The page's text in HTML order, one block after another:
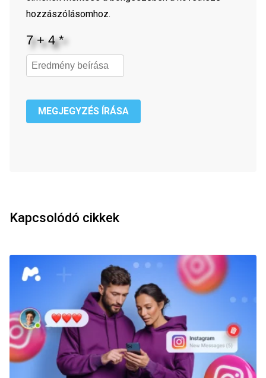
hozzászólásomhoz.
MEGJEGYZÉS ÍRÁSA
Kapcsolódó cikkek